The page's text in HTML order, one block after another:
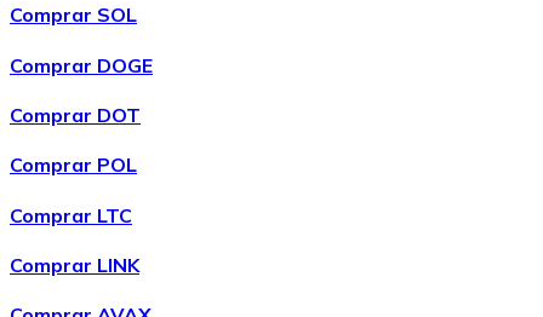
Comprar SOL
Comprar DOGE
Comprar DOT
Comprar POL
Comprar LTC
Comprar LINK